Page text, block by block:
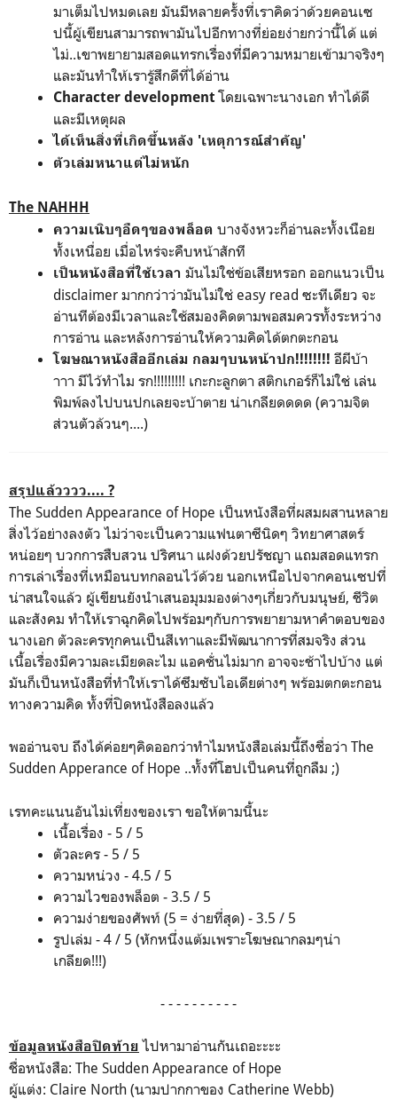
มาเต็มไปหมดเลย มันมีหลายครั้งที่เราคิดว่าด้วยคอนเซ
ปนี้ผู้เขียนสามารถพามันไปอีกทางที่ย่อยง่ายกว่านี้ได้ แต่
ไม่..เขาพยายามสอดแทรกเรื่องที่มีความหมายเข้ามาจริงๆ
และมันทำให้เรารู้สึกดีที่ได้อ่าน
Character developmentโดยเฉพาะนางเอก ทำได้ดี
และมีเหตุผล
ได้เห็นสิ่งที่เกิดขึ้นหลัง 'เหตุการณ์สำคัญ'
ตัวเล่มหนาแต่ไม่หนัก
The NAHHH
ความเนิบๆอืดๆของพล็อต บางจังหวะก็อ่านละทั้งเนือย
ทั้งเหนื่อย เมื่อไหร่จะคืบหน้าสักที
เป็นหนังสือที่ใช้เวลา มันไม่ใช่ข้อเสียหรอก ออกแนวเป็น
disclaimer มากกว่าว่ามันไม่ใช่ easy read ซะทีเดียว จะ
อ่านทีต้องมีเวลาและใช้สมองคิดตามพอสมควรทั้งระหว่าง
การอ่าน และหลังการอ่านให้ความคิดได้ตกตะกอน
โฆษณาหนังสืออีกเล่ม กลมๆบนหน้าปก!!!!!!!! อีผีบ้า
าาา มีไว้ทำไม รก!!!!!!!!! เกะกะลูกตา สติกเกอร์ก็ไม่ใช่ เล่น
พิมพ์ลงไปบนปกเลยจะบ้าตาย น่าเกลียดดดด (ความจิต
ส่วนตัวล้วนๆ....)
สรุปแล้วววว.... ?
The Sudden Appearance of Hope เป็นหนังสือที่ผสมผสานหลาย
สิ่งไว้อย่างลงตัว ไม่ว่าจะเป็นความแฟนตาซีนิดๆ วิทยาศาสตร์
หน่อยๆ บวกการสืบสวน ปริศนา แฝงด้วยปรัชญา แถมสอดแทรก
การเล่าเรื่องที่เหมือนบทกลอนไว้ด้วย นอกเหนือไปจากคอนเซปที่
น่าสนใจแล้ว ผู้เขียนยังนำเสนอมุมมองต่างๆเกี่ยวกับมนุษย์, ชีวิต
และสังคม ทำให้เราฉุกคิดไปพร้อมๆกับการพยายามหาคำตอบของ
นางเอก ตัวละครทุกคนเป็นสีเทาและมีพัฒนาการที่สมจริง ส่วน
เนื้อเรื่องมีความละเมียดละไม แอคชั่นไม่มาก อาจจะช้าไปบ้าง แต่
มันก็เป็นหนังสือที่ทำให้เราได้ซึมซับไอเดียต่างๆ พร้อมตกตะกอน
ทางความคิด ทั้งที่ปิดหนังสือลงแล้ว
พออ่านจบ ถึงได้ค่อยๆคิดออกว่าทำไมหนังสือเล่มนี้ถึงชื่อว่า The
Sudden Apperance of Hope ..ทั้งที่โฮปเป็นคนที่ถูกลืม ;)
เรทคะแนนอันไม่เที่ยงของเรา ขอให้ตามนี้นะ
เนื้อเรื่อง - 5 / 5
ตัวละคร - 5 / 5
ความหน่วง - 4.5 / 5
ความไวของพล็อต - 3.5 / 5
ความง่ายของศัพท์ (5 = ง่ายที่สุด) - 3.5 / 5
รูปเล่ม - 4 / 5 (หักหนึ่งแต้มเพราะโฆษณากลมๆน่า
เกลียด!!!)
- - - - - - - - - -
ข้อมูลหนังสือปิดท้าย ไปหามาอ่านกันเถอะะะะ
ชื่อหนังสือ: The Sudden Appearance of Hope
ผู้แต่ง: Claire North (นามปากกาของ Catherine Webb)